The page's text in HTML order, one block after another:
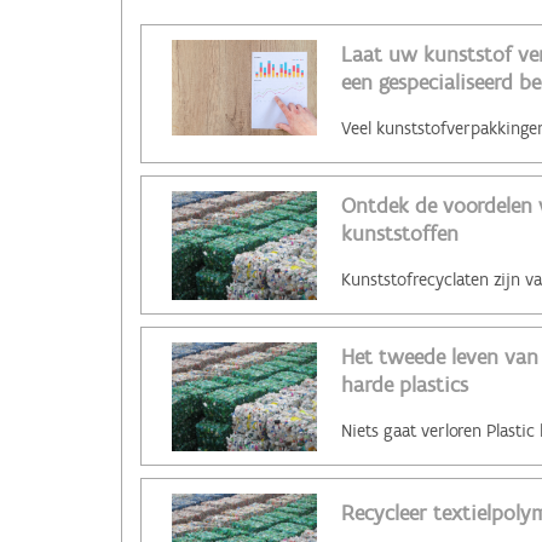
Laat uw kunststof
een gespecialiseerd
Ontdek de voordelen
kunststoffen
Het tweede leven
harde plastics
Recycleer